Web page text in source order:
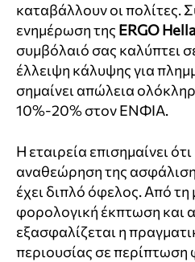
καταβάλλουν οι
ενημέρωση της ERGO
συμβόλαιό σας καλύπτει
έλλειψη κάλυψης για
σημαίνει απώλεια
10%-20% στον ΕΝΦΙΑ.
Η εταιρεία επισημαίνει
αναθεώρηση της
έχει διπλό όφελος. Από τη
φορολογική έκπτωση και
εξασφαλίζεται η
περιουσίας σε περίπτωση